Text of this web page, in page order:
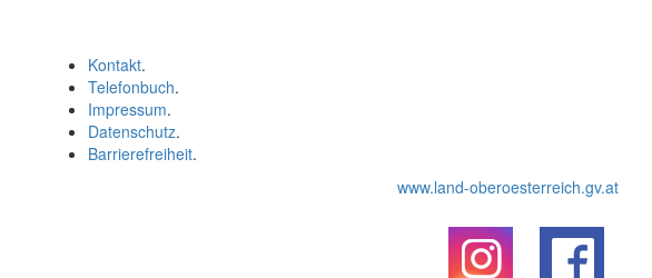
Kontakt.
Telefonbuch.
Impressum.
Datenschutz.
Barrierefreiheit.
www.land-oberoesterreich.gv.at